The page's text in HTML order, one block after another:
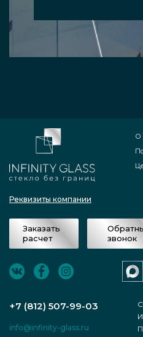
Реквизиты компании
О
Заказать
расчет
звонок
+7 (812) 507-99-03
info@infinity-glass.ru